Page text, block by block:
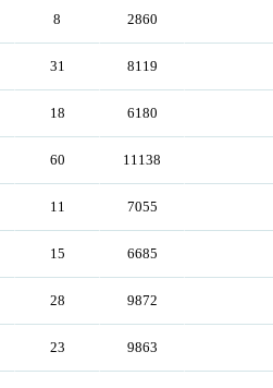
8 2860
31 8119
18 6180
60 11138
11 7055
15 6685
28 9872
23 9863